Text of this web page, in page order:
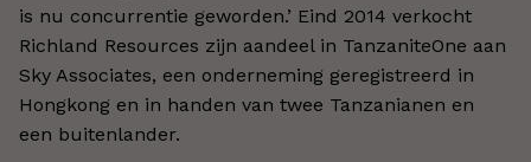
is nu concurrentie geworden.’ Eind 2014 verkocht
Richland Resources zijn aandeel in TanzaniteOne aan
Sky Associates, een onderneming geregistreerd in
Hongkong en in handen van twee Tanzanianen en
een buitenlander.